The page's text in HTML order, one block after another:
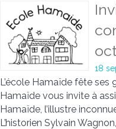
18
L’école Hamaïde fête
Hamaïde vous invite à
Hamaïde, l’illustre
L’historien Sylvain